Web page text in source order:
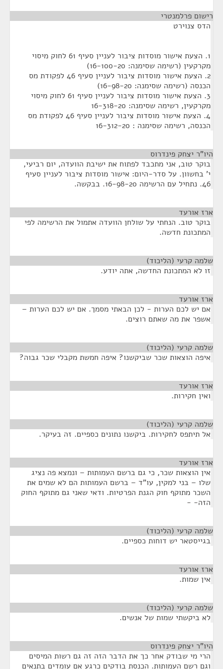
רישום פרלמנטרי
הדס צנוירט
1. הצעת אישור מוסדות ציבור לעניין סעיף 61 לחוק מיסוי
מקרקעין (רשימה שסימנה: 16-100-20)
2. הצעת אישור מוסדות ציבור לעניין סעיף 46 לפקודת מס
הכנסה (רשימה שסימנה: 16-98-20)
3. הצעת אישור מוסדות ציבור לעניין סעיף 61 לחוק מיסוי
מקרקעין, רשימה שסימנה: 16-318-20
4. הצעת אישור מוסדות ציבור לעניין סעיף 46 לפקודת מס
הכנסה, רשימה שסימנה : 16-312-20
היו"ר יצחק פינדרוס
בוקר טוב, אני מתכבד לפתוח את ישיבת הוועדה, יום רביעי,
י' בחשוון. על סדר-היום: אישור מוסדות ציבור לעניין סעיף
46. נתחיל עם הרשימה 16-98-20. בבקשה.
ארז אורעד
בוקר טוב. הנחתי על שולחן הוועדה אתמול את הרשימה לפי
המתכונת חדשה.
שלמה קרעי (הליכוד)
זו לא המתכונת החדשה, אתה יודע.
ארז אורעד
אם יש לכם הערות - לכן הבאתי מסמך. אם יש לכם הערות –
אשפר את מה שאתם רוצים.
שלמה קרעי (הליכוד)
איפה הוצאות שכר שביקשנו? איפה חמשת מקבלי שכר גבוה?
ארז אורעד
ואין חקירות.
שלמה קרעי (הליכוד)
אל תיתפס לחקירות. ביקשנו נתונים כספיים. זה בעיקר.
ארז אורעד
אין הוצאות שכר, כי גם ברשם העמותות – ונמצא פה נציג
שלו – בני למקין, עו"ד – ברשם העמותות הם לא שמים את
השכר מתוקף חוק הגנת הפרטיות. ודאי שאני גם מתוקף החוק
הזה- -
שלמה קרעי (הליכוד)
בגייסטאר יש דוחות כספיים.
ארז אורעד
אין שמות.
שלמה קרעי (הליכוד)
לא ביקשתי שמות של אנשים.
היו"ר יצחק פינדרוס
הרי מי שבודק אחר כך את הדבר הזה זה גם רשות המיסים
וגם רשם העמותות. הכנסת בודקים כרגע אם עומדים בתנאים